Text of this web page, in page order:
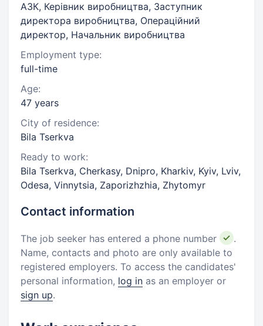
АЗК, Керівник виробництва, Заступник
директора виробництва, Операційний
директор, Начальник виробництва
Employment type:
full-time
Age:
47 years
City of residence:
Bila Tserkva
Ready to work:
Bila Tserkva, Cherkasy, Dnipro, Kharkiv, Kyiv, Lviv,
Odesa, Vinnytsia, Zaporizhzhia, Zhytomyr
Contact information
The job seeker has entered a phone number
.
Name, contacts and photo are only available to
registered employers. To access the candidates'
personal information, log in as an employer or
sign up.